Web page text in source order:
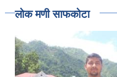
लोक मणी साफकोटा